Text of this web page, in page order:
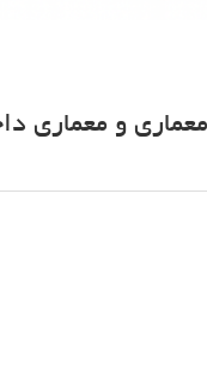
و معماری